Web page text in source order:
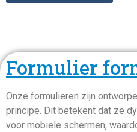
Formulier
Onze formulieren zijn
principe. Dit betekent dat ze
voor mobiele schermen,